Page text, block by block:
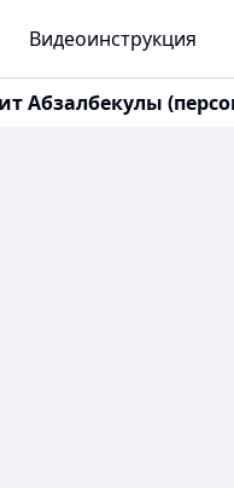
Видеоинструкция
Абзалбекулы